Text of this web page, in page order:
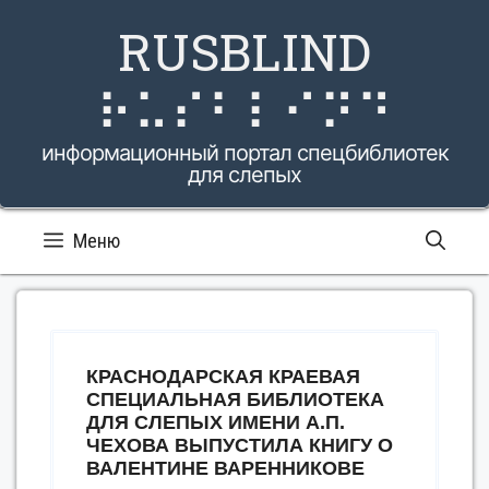
RUSBLIND
⠗⠥⠎⠃⠇⠊⠝⠙
информационный портал спецбиблиотек
для слепых
Меню
КРАСНОДАРСКАЯ КРАЕВАЯ
СПЕЦИАЛЬНАЯ БИБЛИОТЕКА
ДЛЯ СЛЕПЫХ ИМЕНИ А.П.
ЧЕХОВА ВЫПУСТИЛА КНИГУ О
ВАЛЕНТИНЕ ВАРЕННИКОВЕ